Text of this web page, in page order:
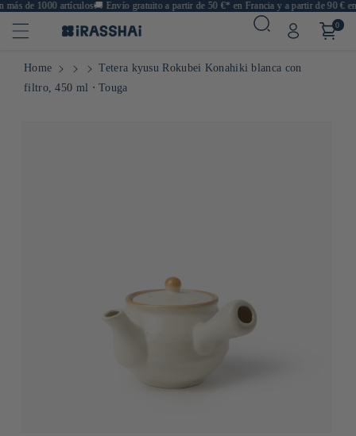
de 1000 artículos🚚Envío gratuito a partir de 50 €* en Francia y a partir de 90 € en
0
Home
Tetera kyusu Rokubei Konahiki blanca con
filtro, 450 ml ⋅ Touga